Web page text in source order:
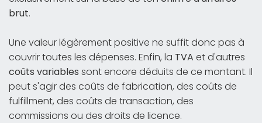
brut.
Une valeur légèrement positive ne suffit donc pas à
couvrir toutes les dépenses. Enfin, la TVA et d'autres
coûts variables sont encore déduits de ce montant. Il
peut s'agir des coûts de fabrication, des coûts de
fulfillment, des coûts de transaction, des
commissions ou des droits de licence.